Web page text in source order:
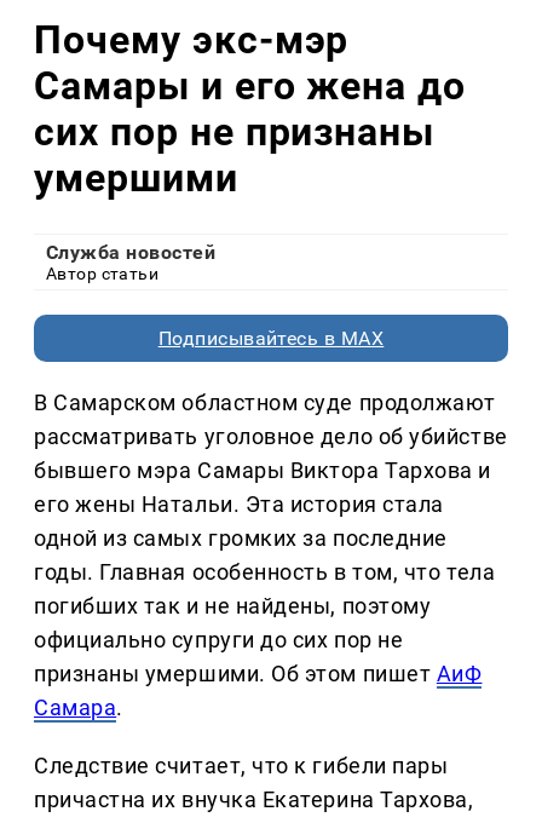
Почему экс-мэр
Самары и его жена до
сих пор не признаны
умершими
Служба новостей
Автор статьи
Подписывайтесь в MAX
В Самарском областном суде продолжают
рассматривать уголовное дело об убийстве
бывшего мэра Самары Виктора Тархова и
его жены Натальи. Эта история стала
одной из самых громких за последние
годы. Главная особенность в том, что тела
погибших так и не найдены, поэтому
официально супруги до сих пор не
признаны умершими. Об этом пишет АиФ
Самара.
Следствие считает, что к гибели пары
причастна их внучка Екатерина Тархова,